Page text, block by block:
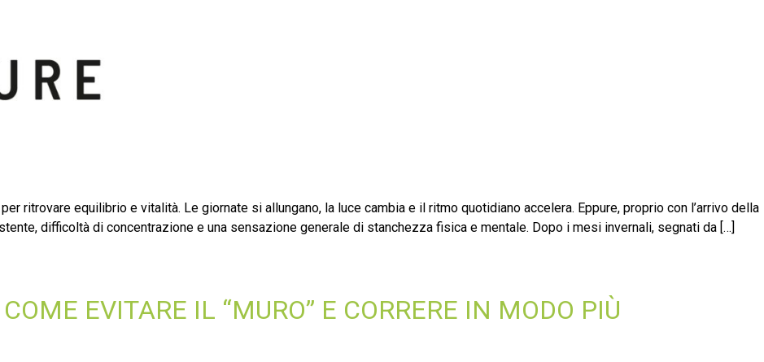
ritrovare equilibrio e vitalità. Le giornate si allungano, la luce cambia e il ritmo quotidiano accelera. Eppure, proprio con l’arrivo della
difficoltà di concentrazione e una sensazione generale di stanchezza fisica e mentale. Dopo i mesi invernali, segnati da […]
EVITARE IL “MURO” E CORRERE IN MODO PIÙ